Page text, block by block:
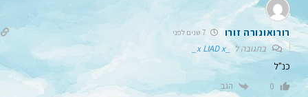
רורואונורה זורו
בתגובה ל _x LIAD x_
כנ"ל
0 הגב